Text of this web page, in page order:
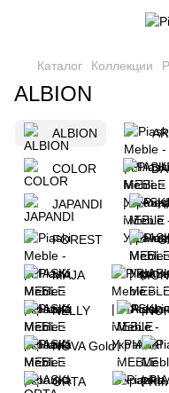
Каталог Коллекции
ALBION
ALBION
COLOR
JAPANDI
FOREST
MAJA
NELLY
NOVA Gold
ORTA